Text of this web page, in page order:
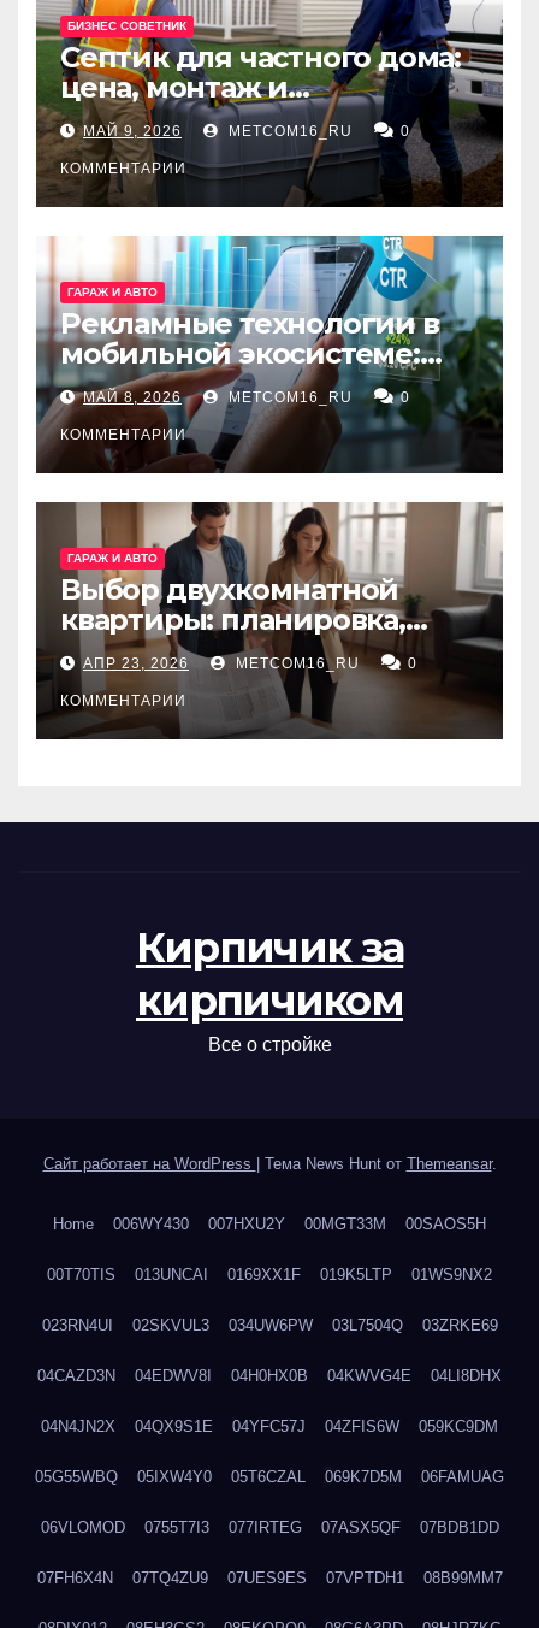
БИЗНЕС СОВЕТНИК
Септик для частного дома:
цена, монтаж и
организация автономной
канализации
МАЙ 9, 2026 METCOM16_RU 0
КОММЕНТАРИИ
ГАРАЖ И АВТО
Рекламные технологии в
мобильной экосистеме:
ключевые сервисы и
принципы работы
МАЙ 8, 2026 METCOM16_RU 0
КОММЕНТАРИИ
ГАРАЖ И АВТО
Выбор двухкомнатной
квартиры: планировка,
состояние жилья и
проверка документов
АПР 23, 2026 METCOM16_RU 0
КОММЕНТАРИИ
Кирпичик за
кирпичиком
Все о стройке
Сайт работает на WordPress Тема News Hunt от Themeansar.
Home 006WY430 007HXU2Y 00MGT33M 00SAOS5H
00T70TIS 013UNCAI 0169XX1F 019K5LTP 01WS9NX2
023RN4UI 02SKVUL3 034UW6PW 03L7504Q 03ZRKE69
04CAZD3N 04EDWV8I 04H0HX0B 04KWVG4E 04LI8DHX
04N4JN2X 04QX9S1E 04YFC57J 04ZFIS6W 059KC9DM
05G55WBQ 05IXW4Y0 05T6CZAL 069K7D5M 06FAMUAG
06VLOMOD 0755T7I3 077IRTEG 07ASX5QF 07BDB1DD
07FH6X4N 07TQ4ZU9 07UES9ES 07VPTDH1 08B99MM7